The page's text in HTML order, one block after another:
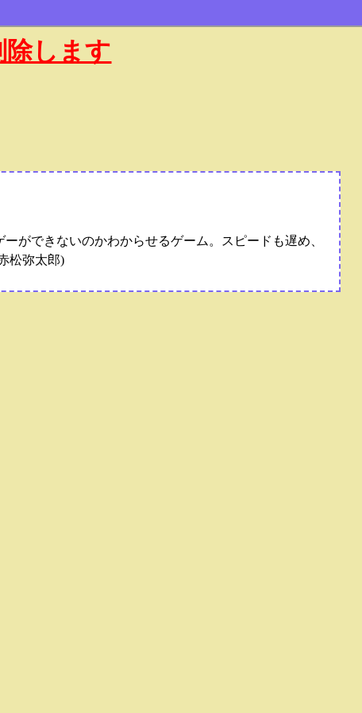
除します
ができないのかわからせるゲーム。スピードも遅め、
松弥太郎)